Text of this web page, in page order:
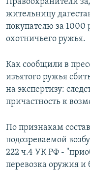
Все сайты РСЕ/РС
Правоохранители
жительницу
покупателю за 1000
охотничьего ружья.
Как сообщили в
изъятого ружья
на экспертизу:
причастность к
По признакам
подозреваемой
222 ч.4 УК РФ -
перевозка оружия и